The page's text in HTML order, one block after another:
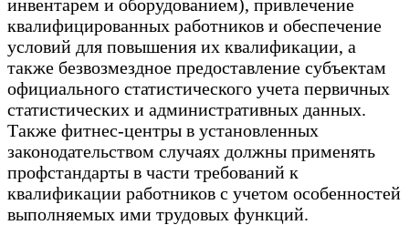
инвентарем и оборудованием), привлечение
квалифицированных работников и обеспечение
условий для повышения их квалификации, а
также безвозмездное предоставление субъектам
официального статистического учета первичных
статистических и административных данных.
Также фитнес-центры в установленных
законодательством случаях должны применять
профстандарты в части требований к
квалификации работников с учетом особенностей
выполняемых ими трудовых функций.